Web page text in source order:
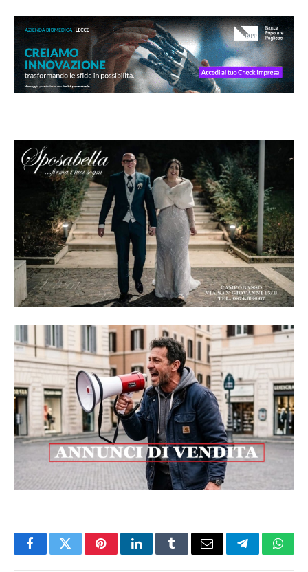
FacebookTwitterPinterestLinkedInTumblrEmail Telegram